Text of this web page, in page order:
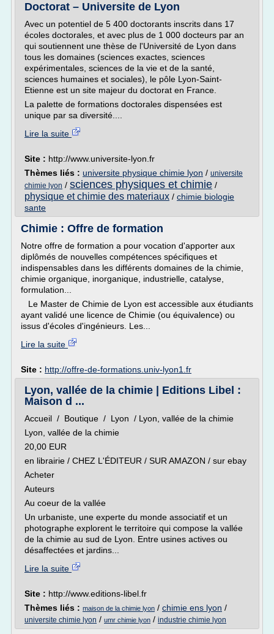
Doctorat – Universite de Lyon
Avec un potentiel de 5 400 doctorants inscrits dans 17
écoles doctorales, et avec plus de 1 000 docteurs par an
qui soutiennent une thèse de l'Université de Lyon dans
tous les domaines (sciences exactes, sciences
expérimentales, sciences de la vie et de la santé,
sciences humaines et sociales), le pôle Lyon-Saint-
Etienne est un site majeur du doctorat en France.
La palette de formations doctorales dispensées est
unique par sa diversité....
Lire la suite
Site : http://www.universite-lyon.fr
Thèmes liés : universite physique chimie lyon / universite
chimie lyon / sciences physiques et chimie /
physique et chimie des materiaux / chimie biologie
sante
Chimie : Offre de formation
Notre offre de formation a pour vocation d'apporter aux
diplômés de nouvelles compétences spécifiques et
indispensables dans les différents domaines de la chimie,
chimie organique, inorganique, industrielle, catalyse,
formulation...
Le Master de Chimie de Lyon est accessible aux étudiants
ayant validé une licence de Chimie (ou équivalence) ou
issus d'écoles d'ingénieurs. Les...
Lire la suite
Site : http://offre-de-formations.univ-lyon1.fr
Lyon, vallée de la chimie | Editions Libel :
Maison d ...
Accueil / Boutique / Lyon / Lyon, vallée de la chimie
Lyon, vallée de la chimie
20,00 EUR
en librairie / CHEZ L'ÉDITEUR / SUR AMAZON / sur ebay
Acheter
Auteurs
Au coeur de la vallée
Un urbaniste, une experte du monde associatif et un
photographe explorent le territoire qui compose la vallée
de la chimie au sud de Lyon. Entre usines actives ou
désaffectées et jardins...
Lire la suite
Site : http://www.editions-libel.fr
Thèmes liés : maison de la chimie lyon / chimie ens lyon /
universite chimie lyon / umr chimie lyon / industrie chimie lyon